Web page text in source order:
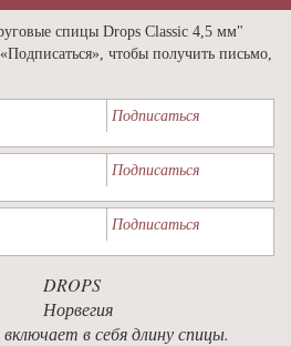
спицы Drops Classic 4,5 мм"
чтобы получить письмо,
Подписаться
Подписаться
Подписаться
DROPS
Норвегия
в себя длину спицы.